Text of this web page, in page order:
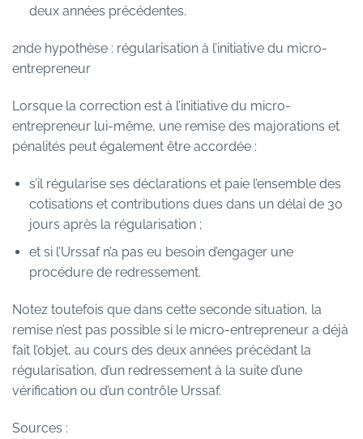
deux années précédentes.
2nde hypothèse : régularisation à l’initiative du micro-
entrepreneur
Lorsque la correction est à l’initiative du micro-
entrepreneur lui-même, une remise des majorations et
pénalités peut également être accordée :
s’il régularise ses déclarations et paie l’ensemble des
cotisations et contributions dues dans un délai de 30
jours après la régularisation ;
et si l’Urssaf n’a pas eu besoin d’engager une
procédure de redressement.
Notez toutefois que dans cette seconde situation, la
remise n’est pas possible si le micro-entrepreneur a déjà
fait l’objet, au cours des deux années précédant la
régularisation, d’un redressement à la suite d’une
vérification ou d’un contrôle Urssaf.
Sources :